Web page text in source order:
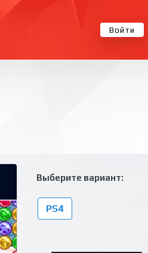
Войти
Выберите вариант:
PS4